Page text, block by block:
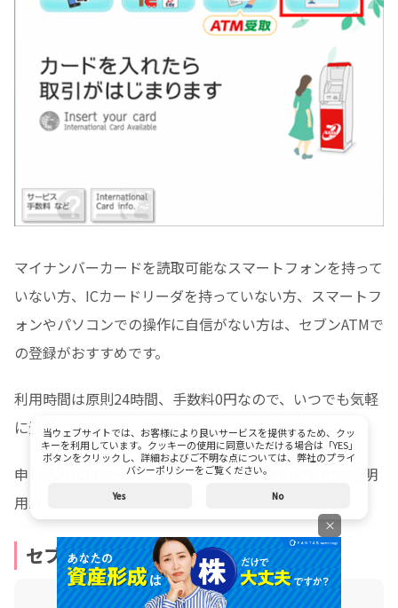
マイナンバーカードを読取可能なスマートフォンを持って
いない方、ICカードリーダを持っていない方、スマートフ
ォンやパソコンでの操作に自信がない方は、セブンATMで
の登録がおすすめです。
利用時間は原則24時間、手数料0円なので、いつでも気軽
に登録できます。
申し込みにはマイナンバーカードと数字4桁の利用者証明
用パスワードが必要になります。
セブンATMでの申込方法
当ウェブサイトでは、お客様により良いサービスを提供するため、クッ
キーを利用しています。クッキーの使用に同意いただける場合は「YES」
ボタンをクリックし、詳細およびご不明な点については、弊社のプライ
バシーポリシーをご覧ください。
Yes No
×